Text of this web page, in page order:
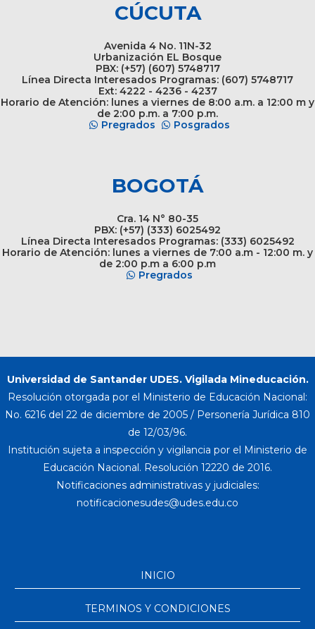
CÚCUTA
Avenida 4 No. 11N-32
Urbanización EL Bosque
PBX: (+57) (607) 5748717
Línea Directa Interesados Programas: (607) 5748717
Ext: 4222 - 4236 - 4237
Horario de Atención: lunes a viernes de 8:00 a.m. a 12:00 m y
de 2:00 p.m. a 7:00 p.m.
Pregrados
Posgrados
BOGOTÁ
Cra. 14 N° 80-35
PBX: (+57) (333) 6025492
Línea Directa Interesados Programas: (333) 6025492
Horario de Atención: lunes a viernes de 7:00 a.m - 12:00 m. y
de 2:00 p.m a 6:00 p.m
Pregrados
Universidad de Santander UDES. Vigilada Mineducación.
Resolución otorgada por el Ministerio de Educación Nacional:
No. 6216 del 22 de diciembre de 2005 / Personería Jurídica 810
de 12/03/96.
Institución sujeta a inspección y vigilancia por el Ministerio de
Educación Nacional. Resolución 12220 de 2016.
Notificaciones administrativas y judiciales:
INICIO
TERMINOS Y CONDICIONES